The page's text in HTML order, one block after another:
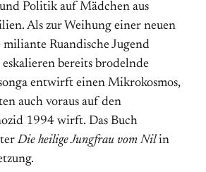
Politik auf Mädchen aus
Als zur Weihung einer neuen
Ruandische Jugend
bereits brodelnde
entwirft einen Mikrokosmos,
auch voraus auf den
1994 wirft. Das Buch
Die heilige Jungfrau vom Nilin